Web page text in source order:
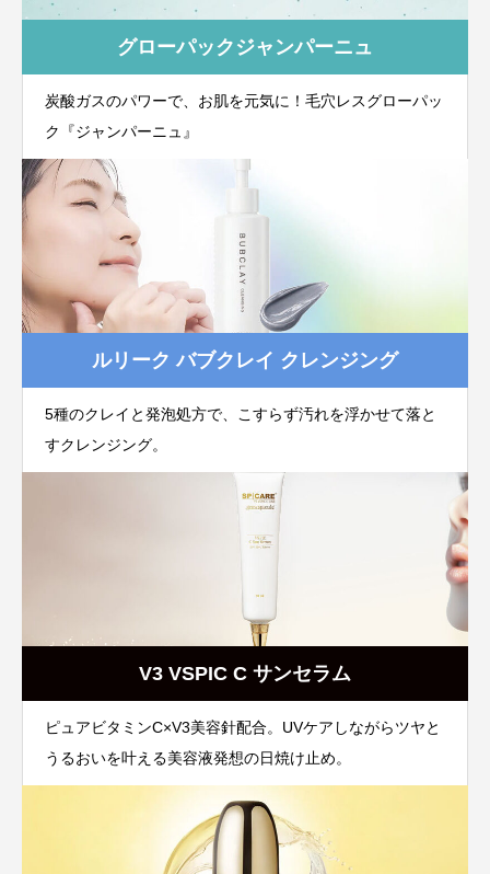
グローパックジャンパーニュ
炭酸ガスのパワーで、お肌を元気に！毛穴レスグローパッ
ク『ジャンパーニュ』
ルリーク バブクレイ クレンジング
5種のクレイと発泡処方で、こすらず汚れを浮かせて落と
すクレンジング。
V3 VSPIC C サンセラム
ピュアビタミンC×V3美容針配合。UVケアしながらツヤと
うるおいを叶える美容液発想の日焼け止め。